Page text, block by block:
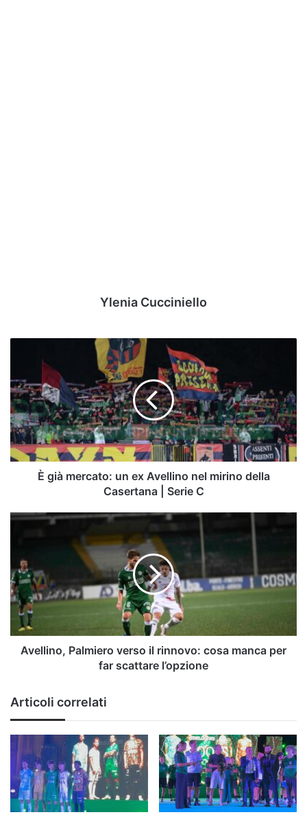
Ylenia Cucciniello
un
ex
Avellino
nel
mirino
della
Casertana
C
È già mercato: un ex Avellino nel mirino della
Casertana | Serie C
Avellino,
rinnovo:
cosa
manca
per
far
scattare
Avellino, Palmiero verso il rinnovo: cosa manca per
far scattare l’opzione
Articoli correlati